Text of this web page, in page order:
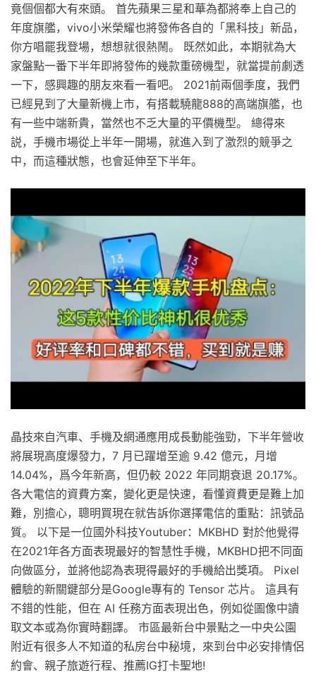
竟個個都大有來頭。 首先蘋果三星和華為都將奉上自己的
年度旗艦，vivo小米榮耀也將發佈各自的「黑科技」新品，
你方唱罷我登場，想想就很熱鬧。 既然如此，本期就為大
家盤點一番下半年即將發佈的幾款重磅機型，就當提前劇透
一下，感興趣的朋友來看一看吧。 2021前兩個季度，我們
已經見到了大量新機上市，有搭載驍龍888的高端旗艦，也
有一些中端新貴，當然也不乏大量的平價機型。 總得來
説，手機市場從上半年一開場，就進入到了激烈的競爭之
中，而這種狀態，也會延伸至下半年。
晶技來自汽車、手機及網通應用成長動能強勁，下半年營收
將展現高度爆發力，7 月已躍增至逾 9.42 億元，月增
14.04%，爲今年新高，但仍較 2022 年同期衰退 20.17%。
各大電信的資費方案，變化更是快速，看懂資費更是難上加
難，別擔心，聰明買現在就告訴你選擇電信的重點：訊號品
質。 以下是一位國外科技Youtuber：MKBHD 對於他覺得
在2021年各方面表現最好的智慧性手機，MKBHD把不同面
向做區分，並將他認為表現得最好的手機給出獎項。 Pixel
體驗的新關鍵部分是Google專有的 Tensor 芯片。 這具有
不錯的性能，但在 AI 任務方面表現出色，例如從圖像中讀
取文本或為你實時翻譯。 市區最新台中景點之一中央公園
附近有很多人不知道的私房台中秘境，來到台中必安排情侶
約會、親子旅遊行程、推薦IG打卡聖地!